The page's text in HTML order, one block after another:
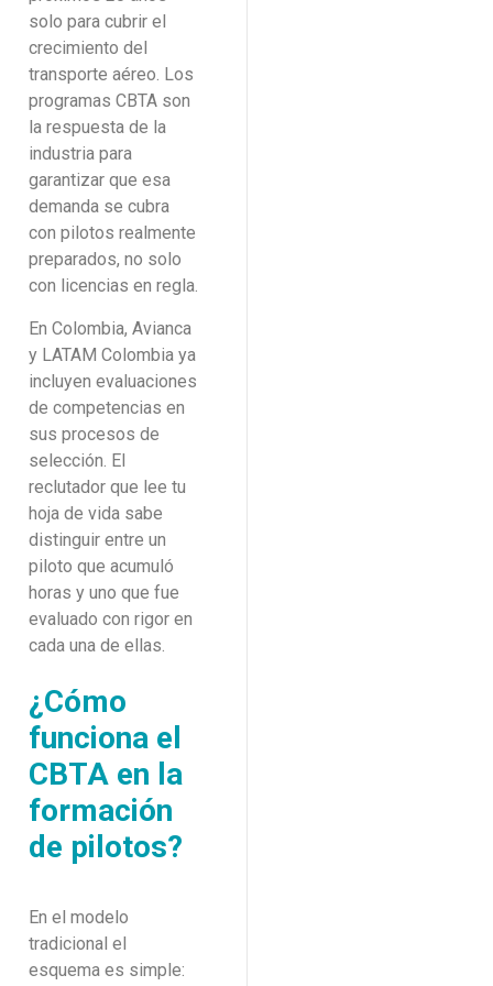
solo para cubrir el
crecimiento del
transporte aéreo. Los
programas CBTA son
la respuesta de la
industria para
garantizar que esa
demanda se cubra
con pilotos realmente
preparados, no solo
con licencias en regla.
En Colombia, Avianca
y LATAM Colombia ya
incluyen evaluaciones
de competencias en
sus procesos de
selección. El
reclutador que lee tu
hoja de vida sabe
distinguir entre un
piloto que acumuló
horas y uno que fue
evaluado con rigor en
cada una de ellas.
¿Cómo
funciona el
CBTA en la
formación
de pilotos?
En el modelo
tradicional el
esquema es simple: